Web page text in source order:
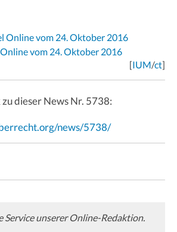
Online vom 24. Oktober 2016
vom 24. Oktober 2016
[IUM/ct]
dieser News Nr. 5738:
news/5738/
Service unserer Online-Redaktion.